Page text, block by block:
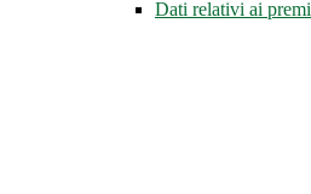
Dati relativi ai premi